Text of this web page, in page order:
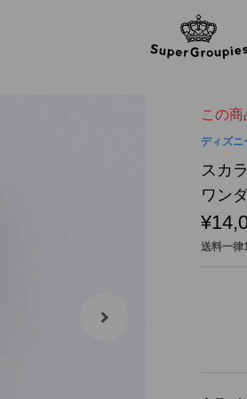
この
ディズニ
スカ
ワン
送料一律